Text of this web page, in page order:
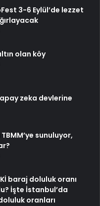
3-6 Eylül’de lezzet
olan köy
zeka devlerine
sunuluyor,
baraj doluluk oranı
İşte İstanbul’da
oranları